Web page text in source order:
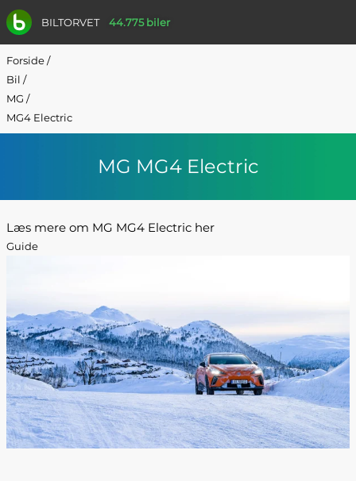
BILTORVET 44.775 biler
Forside/
Bil /
MG /
MG4 Electric
MG MG4 Electric
Læs mere om MG MG4 Electric her
Guide